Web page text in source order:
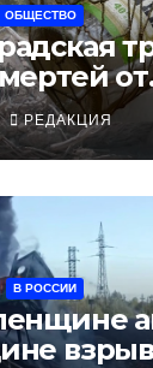
ОБЩЕСТВО
от
РЕДАКЦИЯ
В РОССИИ
взрыв